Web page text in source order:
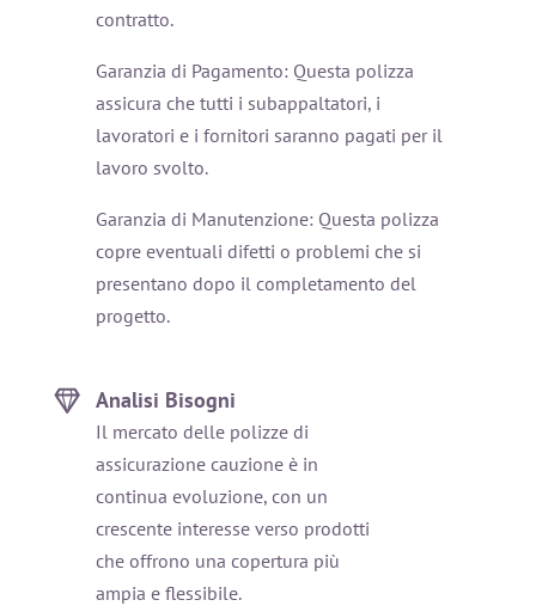
contratto.
Garanzia di Pagamento: Questa polizza
assicura che tutti i subappaltatori, i
lavoratori e i fornitori saranno pagati per il
lavoro svolto.
Garanzia di Manutenzione: Questa polizza
copre eventuali difetti o problemi che si
presentano dopo il completamento del
progetto.
Analisi Bisogni
Il mercato delle polizze di
assicurazione cauzione è in
continua evoluzione, con un
crescente interesse verso prodotti
che offrono una copertura più
ampia e flessibile.